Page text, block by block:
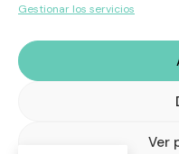
Gestionar los servicios
Ver
2024-0020
© 2026 LKS Next